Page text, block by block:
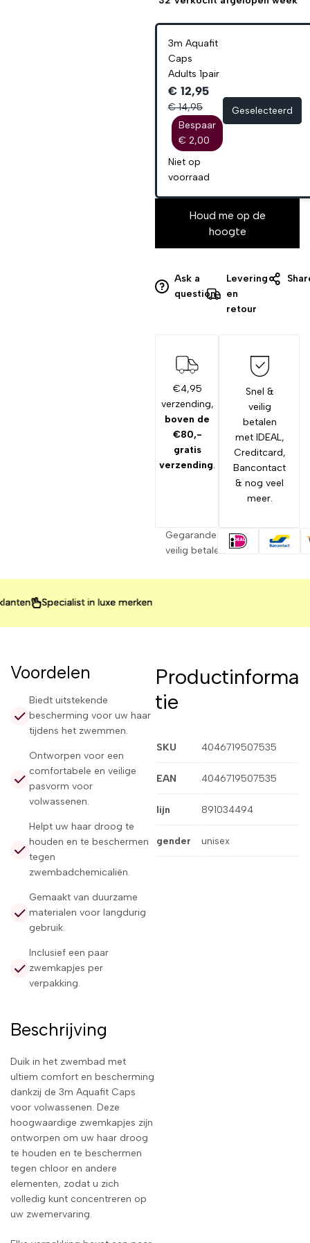
3m Aquafit
Caps
Adults 1pair
€ 12,95
€ 14,95
Bespaar
€ 2,00
Niet op
voorraad
Geselecteerd
Houd me op de
hoogte
Ask a
question
Levering
en
retour
€4,95
verzending,
boven de
€80,-
gratis
verzending.
Snel &
veilig
betalen
met IDEAL,
Creditcard,
Bancontact
& nog veel
meer.
Gegarandeerd
veilig betalen
Specialist in luxe merken
Specialist in luxe merken
Specialist in luxe merken
Voordelen
Biedt uitstekende
bescherming voor uw haar
tijdens het zwemmen.
Ontworpen voor een
comfortabele en veilige
pasvorm voor
volwassenen.
Helpt uw haar droog te
houden en te beschermen
tegen
zwembadchemicaliën.
Gemaakt van duurzame
materialen voor langdurig
gebruik.
Inclusief een paar
zwemkapjes per
verpakking.
Beschrijving
Duik in het zwembad met
ultiem comfort en bescherming
dankzij de 3m Aquafit Caps
voor volwassenen. Deze
hoogwaardige zwemkapjes zijn
ontworpen om uw haar droog
te houden en te beschermen
tegen chloor en andere
elementen, zodat u zich
volledig kunt concentreren op
uw zwemervaring.
Productinforma
tie
SKU 4046719507535
EAN 4046719507535
lijn 891034494
gender unisex